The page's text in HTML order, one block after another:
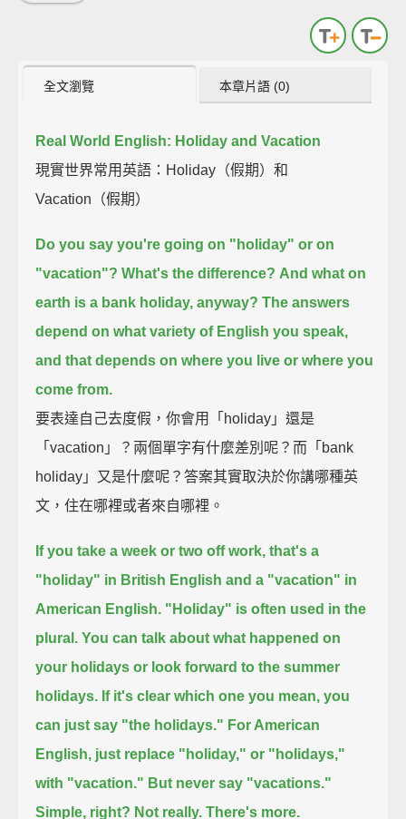
全文瀏覽 本章片語 (0)
Real World English: Holiday and Vacation
現實世界常用英語：Holiday（假期）和
Vacation（假期）
Do you say you're going on "holiday" or on
"vacation"? What's the difference? And what on
earth is a bank holiday, anyway? The answers
depend on what variety of English you speak,
and that depends on where you live or where you
come from.
要表達自己去度假，你會用「holiday」還是
「vacation」？兩個單字有什麼差別呢？而「bank
holiday」又是什麼呢？答案其實取決於你講哪種英
文，住在哪裡或者來自哪裡。
If you take a week or two off work, that's a
"holiday" in British English and a "vacation" in
American English. "Holiday" is often used in the
plural. You can talk about what happened on
your holidays or look forward to the summer
holidays. If it's clear which one you mean, you
can just say "the holidays." For American
English, just replace "holiday," or "holidays,"
with "vacation." But never say "vacations."
Simple, right? Not really. There's more.